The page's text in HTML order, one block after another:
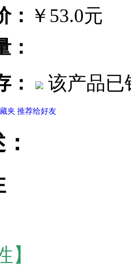
： ￥53.0元
：
： 该产品已
夹 推荐给好友
】